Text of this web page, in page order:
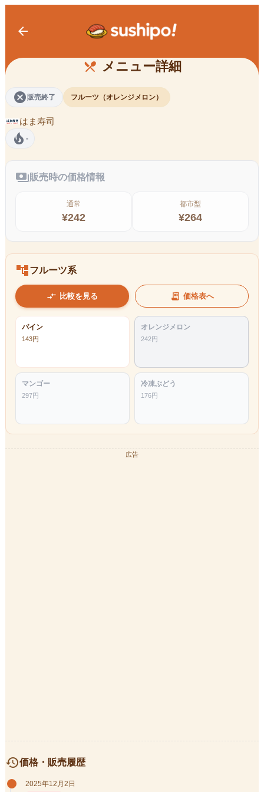
arrow_back
restaurant_menu メニュー詳細
オレンジメロン
cancel 販売終了 フルーツ（オレンジメロン）
はま寿司
local_fire_department -
payments販売時の価格情報
通常
¥242
都市型
¥264
account_treeフルーツ系
compare_arrows 比較を見る receipt_long 価格表へ
パイン
143円
オレンジメロン
242円
マンゴー
297円
冷凍ぶどう
176円
広告
history価格・販売履歴
2025年12月2日